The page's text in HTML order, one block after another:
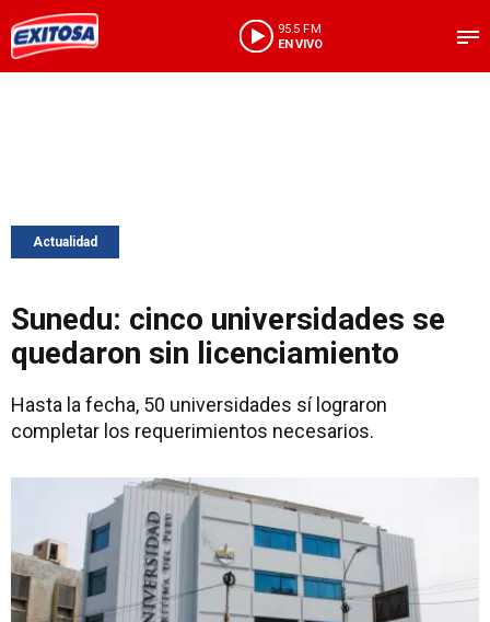
95.5 FM
EN VIVO
Actualidad
Sunedu: cinco universidades se
quedaron sin licenciamiento
Hasta la fecha, 50 universidades sí lograron
completar los requerimientos necesarios.